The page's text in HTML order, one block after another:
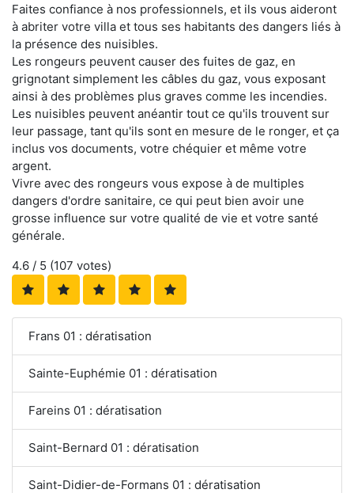
Faites confiance à nos professionnels, et ils vous aideront
à abriter votre villa et tous ses habitants des dangers liés à
la présence des nuisibles.
Les rongeurs peuvent causer des fuites de gaz, en
grignotant simplement les câbles du gaz, vous exposant
ainsi à des problèmes plus graves comme les incendies.
Les nuisibles peuvent anéantir tout ce qu'ils trouvent sur
leur passage, tant qu'ils sont en mesure de le ronger, et ça
inclus vos documents, votre chéquier et même votre
argent.
Vivre avec des rongeurs vous expose à de multiples
dangers d'ordre sanitaire, ce qui peut bien avoir une
grosse influence sur votre qualité de vie et votre santé
générale.
4.6 / 5 (107 votes)
Frans 01 : dératisation
Sainte-Euphémie 01 : dératisation
Fareins 01 : dératisation
Saint-Bernard 01 : dératisation
Saint-Didier-de-Formans 01 : dératisation